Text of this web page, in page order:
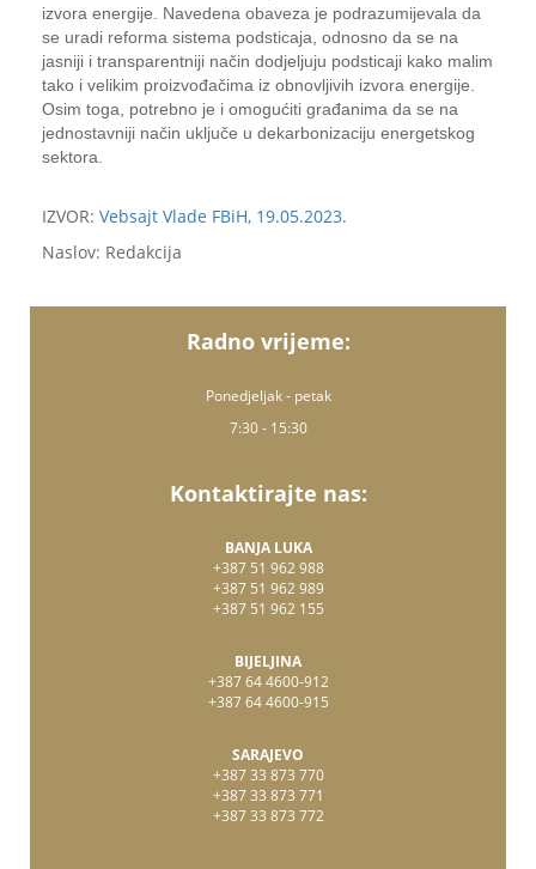
izvora energije. Navedena obaveza je podrazumijevala da
se uradi reforma sistema podsticaja, odnosno da se na
jasniji i transparentniji način dodjeljuju podsticaji kako malim
tako i velikim proizvođačima iz obnovljivih izvora energije.
Osim toga, potrebno je i omogućiti građanima da se na
jednostavniji način uključe u dekarbonizaciju energetskog
sektora.
IZVOR: Vebsajt Vlade FBiH, 19.05.2023.
Naslov: Redakcija
Radno vrijeme:
Ponedjeljak - petak
7:30 - 15:30
Kontaktirajte nas:
BANJA LUKA
+387 51 962 988
+387 51 962 989
+387 51 962 155
BIJELJINA
+387 64 4600-912
+387 64 4600-915
SARAJEVO
+387 33 873 770
+387 33 873 771
+387 33 873 772